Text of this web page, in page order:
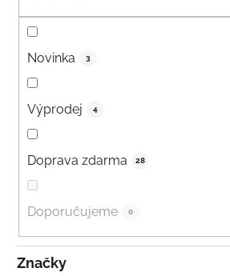
Novinka 3
Výprodej 4
Doprava zdarma 28
Doporučujeme 0
Značky